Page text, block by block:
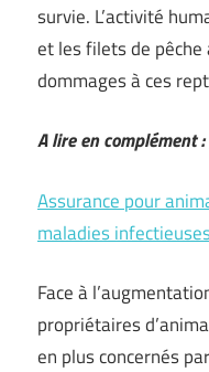
survie. L’activité
et les filets de
dommages à ces
A lire en complément :
Assurance pour
maladies
Face à
propriétaires
en plus concernés